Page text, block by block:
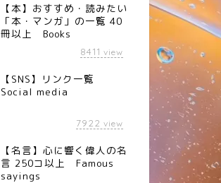
【本】おすすめ・読みたい
「本・マンガ」の一覧 40
冊以上 Books
8411 view
【SNS】リンク一覧
Social media
7922 view
【名言】心に響く偉人の名
言 250コ以上 Famous
sayings